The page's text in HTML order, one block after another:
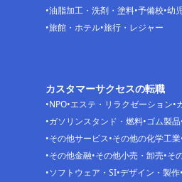
油脂加工・洗剤・塗料 予備校 幼
旅館・ホテル 旅行・レジャー
カスタマーサクセスの転職
NPO エステ・リラクゼーション
ガソリンスタンド・燃料 ゴム製品
その他サービス その他の化学工業
その他金融 その他小売・卸売 そ
ソフトウェア・SI デザイン・製作